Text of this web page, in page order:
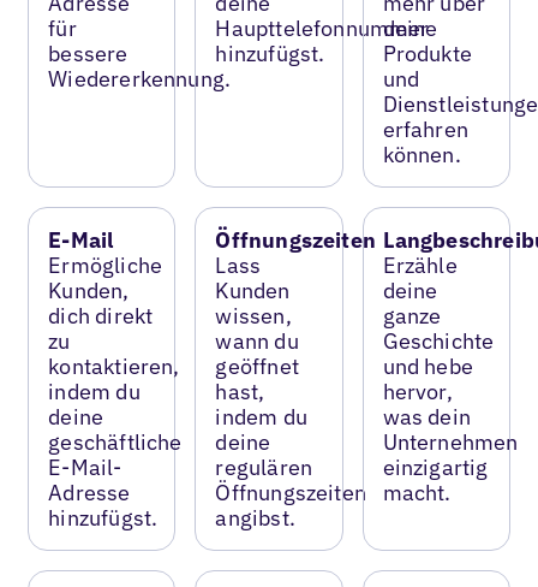
für
bessere
Wiedererkennung.
Haupttelefonnummer
hinzufügst.
deine
Produkte
und
erfahren
können.
E-Mail
Ermögliche
Kunden,
dich direkt
zu
kontaktieren,
indem du
deine
geschäftliche
E-Mail-
Adresse
hinzufügst.
Öffnungszeiten
Lass
Kunden
wissen,
wann du
geöffnet
hast,
indem du
deine
regulären
Öffnungszeiten
angibst.
Erzähle
deine
ganze
Geschichte
und hebe
hervor,
was dein
Unternehmen
einzigartig
macht.